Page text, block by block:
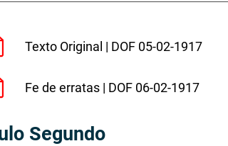
Texto Original | DOF 05-02-1917
Fe de erratas | DOF 06-02-1917
Segundo